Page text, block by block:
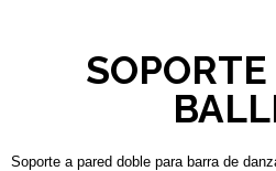
Soporte a pared doble para barra de